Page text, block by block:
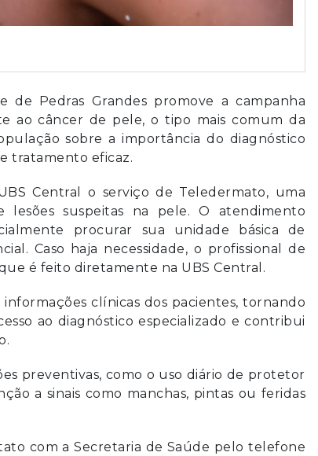
Pedras Grandes promove a campanha
ao câncer de pele, o tipo mais comum da
sobre a importância do diagnóstico
tratamento eficaz.
Central o serviço de Teledermato, uma
suspeitas na pele. O atendimento
procurar sua unidade básica de
Caso haja necessidade, o profissional de
é feito diretamente na UBS Central.
clínicas dos pacientes, tornando
ao diagnóstico especializado e contribui
preventivas, como o uso diário de protetor
a sinais como manchas, pintas ou feridas
com a Secretaria de Saúde pelo telefone